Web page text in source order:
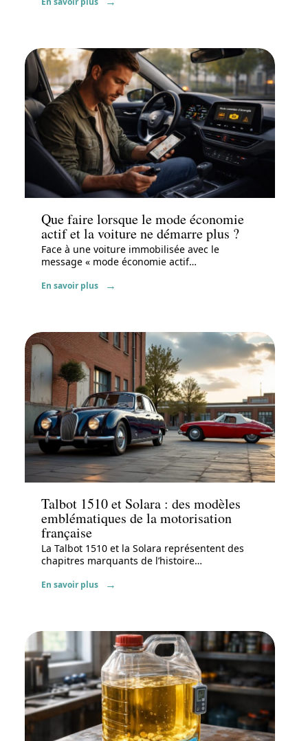
Que faire lorsque le mode économie
actif et la voiture ne démarre plus ?
Face à une voiture immobilisée avec le
message « mode économie actif…
En savoir plus
Voiture
Talbot 1510 et Solara : des modèles
emblématiques de la motorisation
française
La Talbot 1510 et la Solara représentent des
chapitres marquants de l’histoire…
En savoir plus